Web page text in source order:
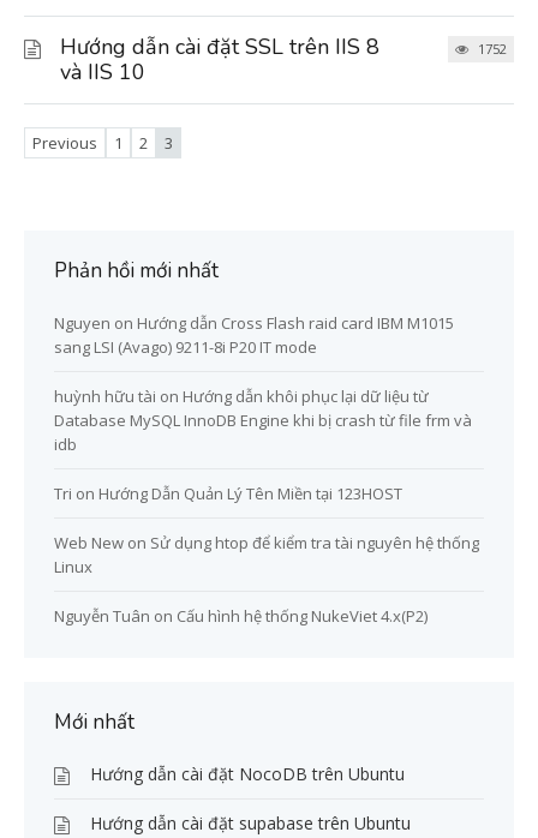
Hướng dẫn cài đặt SSL trên IIS 8
và IIS 10
1752
Previous 1 2 3
Phản hồi mới nhất
Nguyen on Hướng dẫn Cross Flash raid card IBM M1015
sang LSI (Avago) 9211-8i P20 IT mode
huỳnh hữu tài on Hướng dẫn khôi phục lại dữ liệu từ
Database MySQL InnoDB Engine khi bị crash từ file frm và
idb
Tri on Hướng Dẫn Quản Lý Tên Miền tại 123HOST
Web New on Sử dụng htop để kiểm tra tài nguyên hệ thống
Linux
Nguyễn Tuân on Cấu hình hệ thống NukeViet 4.x(P2)
Mới nhất
Hướng dẫn cài đặt NocoDB trên Ubuntu
Hướng dẫn cài đặt supabase trên Ubuntu